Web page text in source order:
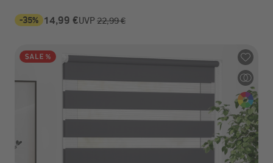
-35% 14,99 €UVP 22,99 €